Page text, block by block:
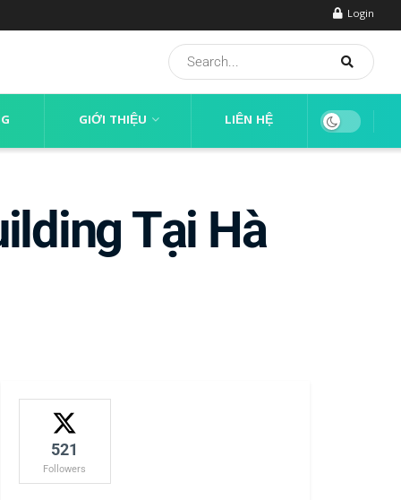
Login
GIỚI THIỆU LIÊN HỆ
Tại Hà
521
Followers